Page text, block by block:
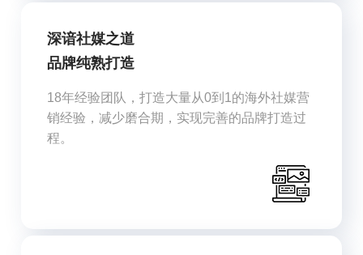
深谙社媒之道
品牌纯熟打造
18年经验团队，打造大量从0到1的海外社媒营
销经验，减少磨合期，实现完善的品牌打造过
程。